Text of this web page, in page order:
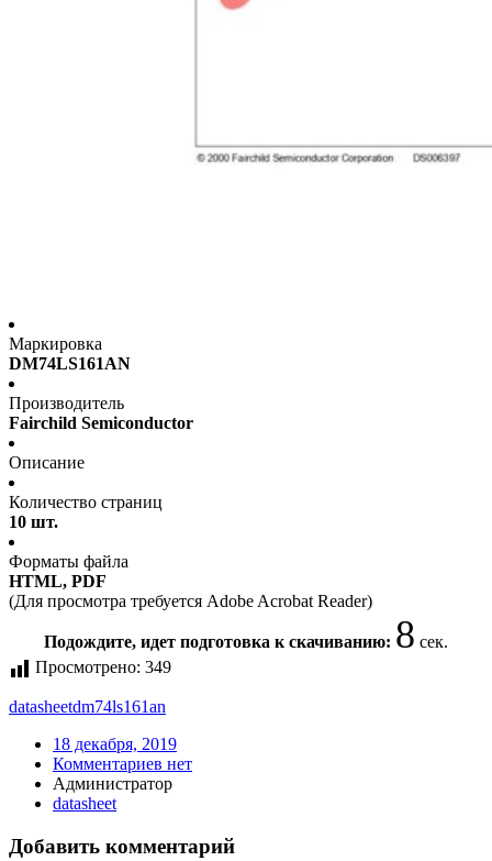
Маркировка
DM74LS161AN
Производитель
Fairchild Semiconductor
Описание
Количество страниц
10 шт.
Форматы файла
HTML, PDF
(Для просмотра требуется Adobe Acrobat Reader)
Подождите, идет подготовка к скачиванию: 8 сек.
Просмотрено: 349
datasheetdm74ls161an
18 декабря, 2019
Комментариев нет
Администратор
datasheet
Добавить комментарий